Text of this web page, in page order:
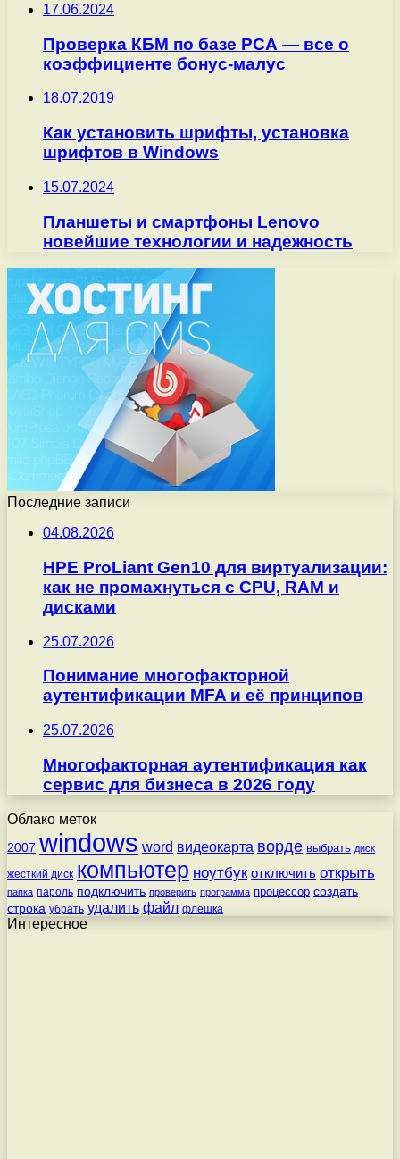
17.06.2024
Проверка КБМ по базе РСА — все о
коэффициенте бонус-малус
18.07.2019
Как установить шрифты, установка
шрифтов в Windows
15.07.2024
Планшеты и смартфоны Lenovo
новейшие технологии и надежность
Последние записи
04.08.2026
HPE ProLiant Gen10 для виртуализации:
как не промахнуться с CPU, RAM и
дисками
25.07.2026
Понимание многофакторной
аутентификации MFA и её принципов
25.07.2026
Многофакторная аутентификация как
сервис для бизнеса в 2026 году
Облако меток
2007 windows word видеокарта ворде выбрать диск
жесткий диск компьютер ноутбук отключить открыть
папка пароль подключить проверить программа процессор создать
строка убрать удалить файл флешка
Интересное